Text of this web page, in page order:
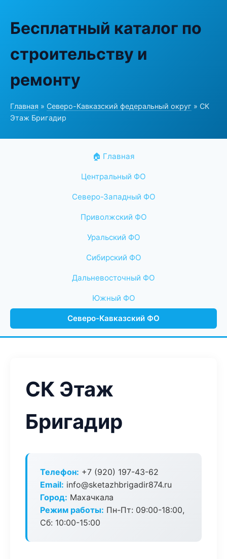
Бесплатный каталог по
строительству и
ремонту
Главная » Северо-Кавказский федеральный округ » СК
Этаж Бригадир
🏠 Главная
Центральный ФО
Северо-Западный ФО
Приволжский ФО
Уральский ФО
Сибирский ФО
Дальневосточный ФО
Южный ФО
Северо-Кавказский ФО
СК Этаж
Бригадир
Телефон: +7 (920) 197-43-62
Email: info@sketazhbrigadir874.ru
Город: Махачкала
Режим работы: Пн-Пт: 09:00-18:00,
Сб: 10:00-15:00